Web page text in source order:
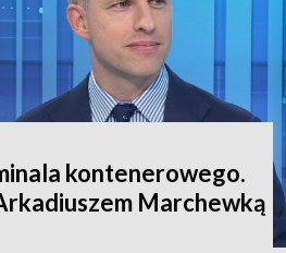
kontenerowego.
Marchewką